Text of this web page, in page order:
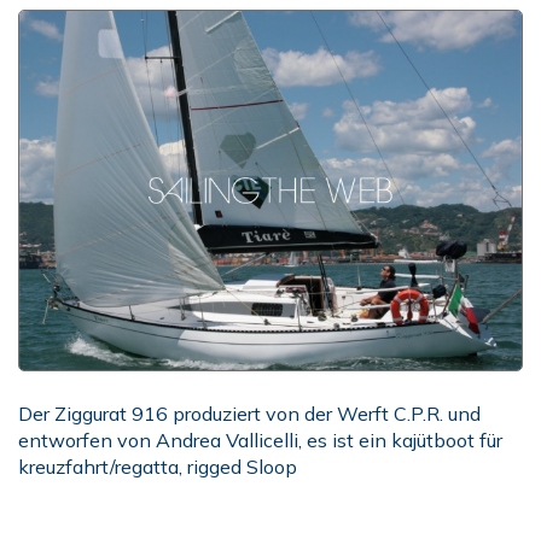
Der Ziggurat 916 produziert von der Werft C.P.R. und
entworfen von Andrea Vallicelli, es ist ein kajütboot für
kreuzfahrt/regatta, rigged Sloop